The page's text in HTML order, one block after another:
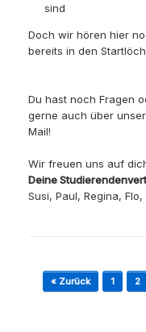
sind
Doch wir hören hier
bereits in den
Du hast noch Fragen
gerne auch über
Mail!
Wir freuen uns auf
Deine
Susi, Paul, Regina,
Beitragsnavigation
« Zurück 1 2